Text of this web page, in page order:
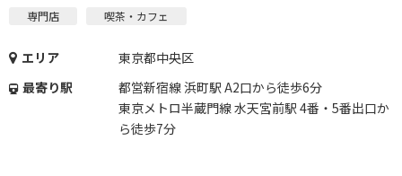
専門店 喫茶・カフェ
エリア
東京都中央区
最寄り駅
都営新宿線 浜町駅 A2口から徒歩6分
東京メトロ半蔵門線 水天宮前駅 4番・5番出口か
ら徒歩7分